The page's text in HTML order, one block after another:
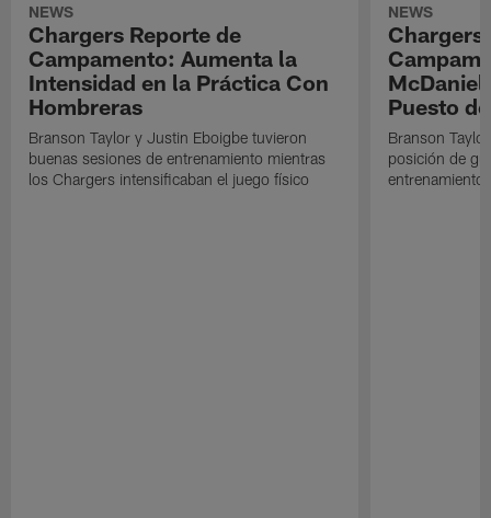
NEWS
Chargers Reporte de
Campamento: Aumenta la
Intensidad en la Práctica Con
Hombreras
Branson Taylor y Justin Eboigbe tuvieron
buenas sesiones de entrenamiento mientras
los Chargers intensificaban el juego físico
NEWS
Chargers
Puesto
Branson
posición de
entrenamiento